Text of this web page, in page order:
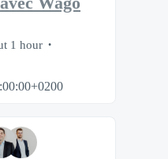
1 hour